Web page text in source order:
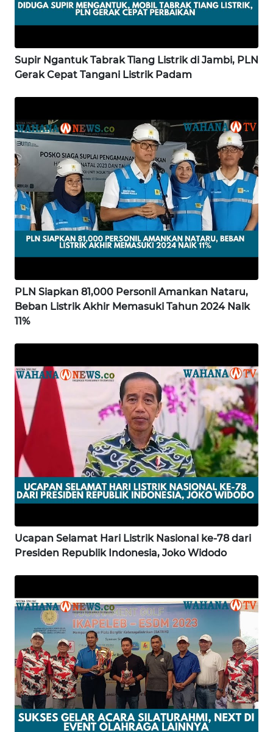
Supir Ngantuk Tabrak Tiang Listrik di Jambi, PLN
Gerak Cepat Tangani Listrik Padam
PLN Siapkan 81,000 Personil Amankan Nataru,
Beban Listrik Akhir Memasuki Tahun 2024 Naik
11%
Ucapan Selamat Hari Listrik Nasional ke-78 dari
Presiden Republik Indonesia, Joko Widodo
WN
WN
KALTENG
KALTARA
WN
WN
KALTIM
SULSEL
WN
GORONTALO
WN
MALUKU
WN
WN
DAIRI
TOBA
WN
WN
LANGKAT
WN
TAPANULI
SELATAN
WN